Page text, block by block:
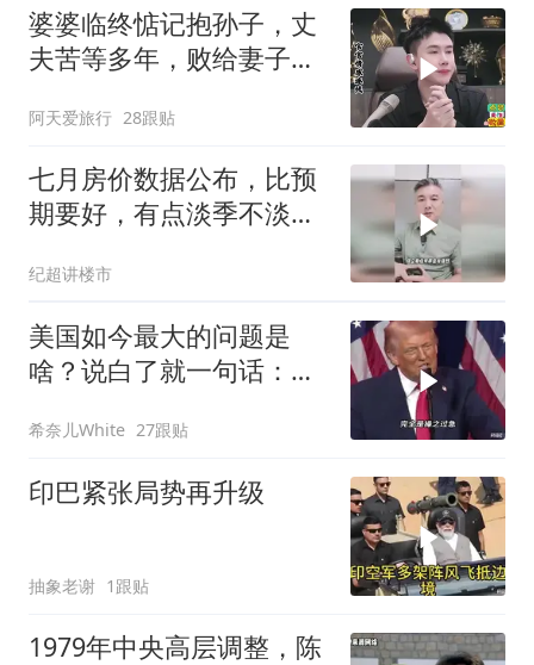
婆婆临终惦记抱孙子，丈
夫苦等多年，败给妻子的
阿天爱旅行 28跟贴
七月房价数据公布，比预
期要好，有点淡季不淡的
纪超讲楼市
美国如今最大的问题是
啥？说白了就一句话：战
希奈儿White 27跟贴
印巴紧张局势再升级
抽象老谢 1跟贴
1979年中央高层调整，陈